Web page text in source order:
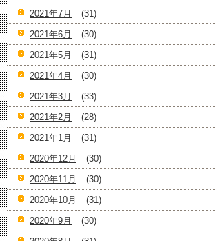
2021年7月
(31)
2021年6月
(30)
2021年5月
(31)
2021年4月
(30)
2021年3月
(33)
2021年2月
(28)
2021年1月
(31)
2020年12月
(30)
2020年11月
(30)
2020年10月
(31)
2020年9月
(30)